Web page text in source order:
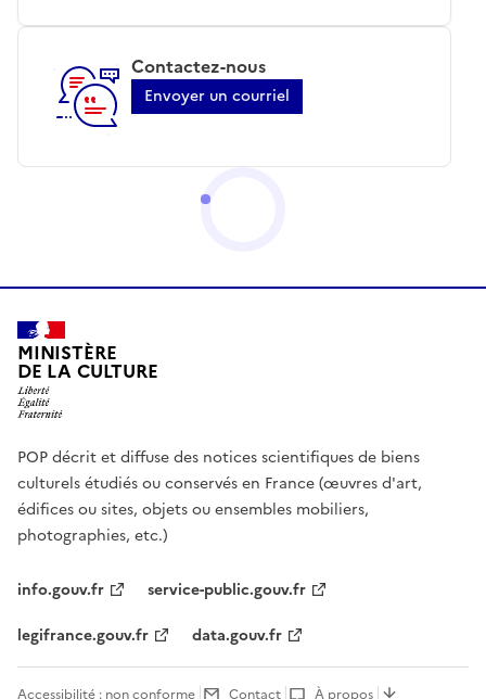
Contactez-nous
Envoyer un courriel
MINISTÈRE
DE LA CULTURE
POP décrit et diffuse des notices scientifiques de biens
culturels étudiés ou conservés en France (œuvres d'art,
édifices ou sites, objets ou ensembles mobiliers,
photographies, etc.)
info.gouv.fr
service-public.gouv.fr
legifrance.gouv.fr
data.gouv.fr
Accessibilité : non conforme Contact À propos